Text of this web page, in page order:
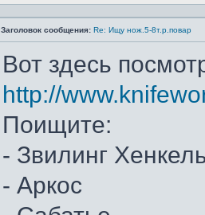
Заголовок сообщения: Re: Ищу нож.5-8т.р.повар
Вот здесь
http://
Поищите:
- Звилинг
- Аркос